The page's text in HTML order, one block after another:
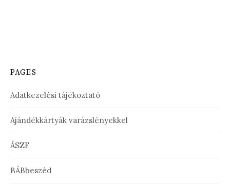
PAGES
Adatkezelési tájékoztató
Ajándékkártyák varázslényekkel
ÁSZF
BÁBbeszéd